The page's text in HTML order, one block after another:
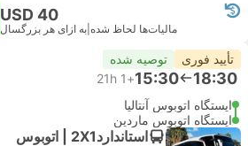
USD 40
مالیات‌ها لحاظ شده به ازای هر بزرگسال
تأیید فوری توصیه شده
18:30
15:30
+1
21h
ایستگاه اتوبوس آنتالیا
ایستگاه اتوبوس ماردین
استاندارد2X1 | اتوبوس